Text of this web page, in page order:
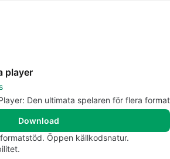
player
Den ultimata spelaren för flera format
Download
Öppen källkodsnatur.